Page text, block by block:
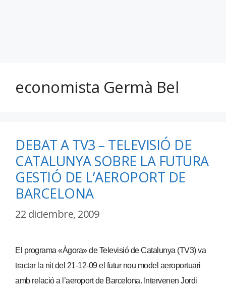
economista Germà Bel
DEBAT A TV3 – TELEVISIÓ DE
CATALUNYA SOBRE LA FUTURA
GESTIÓ DE L’AEROPORT DE
BARCELONA
22 diciembre, 2009
El programa «Àgora» de Televisió de Catalunya (TV3) va
tractar la nit del 21-12-09 el futur nou model aeroportuari
amb relació a l’aeroport de Barcelona. Intervenen Jordi